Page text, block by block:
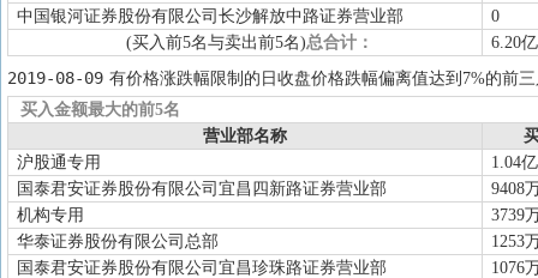
中国银河证券股份有限公司长沙解放中路证券营业部
0
(买入前5名与卖出前5名)总合计： 6.20亿
2019-08-09 有价格涨跌幅限制的日收盘价格跌幅偏离值达到7%的前
买入金额最大的前5名
营业部名称
沪股通专用
1.04亿
国泰君安证券股份有限公司宜昌四新路证券营业部
9408
机构专用
3739
华泰证券股份有限公司总部
1253
国泰君安证券股份有限公司宜昌珍珠路证券营业部
1076